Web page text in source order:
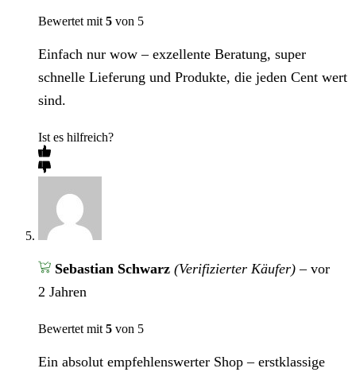
Bewertet mit 5 von 5
Einfach nur wow – exzellente Beratung, super
schnelle Lieferung und Produkte, die jeden Cent wert
sind.
Ist es hilfreich?
Sebastian Schwarz (Verifizierter Käufer) – vor
2 Jahren
Bewertet mit 5 von 5
Ein absolut empfehlenswerter Shop – erstklassige